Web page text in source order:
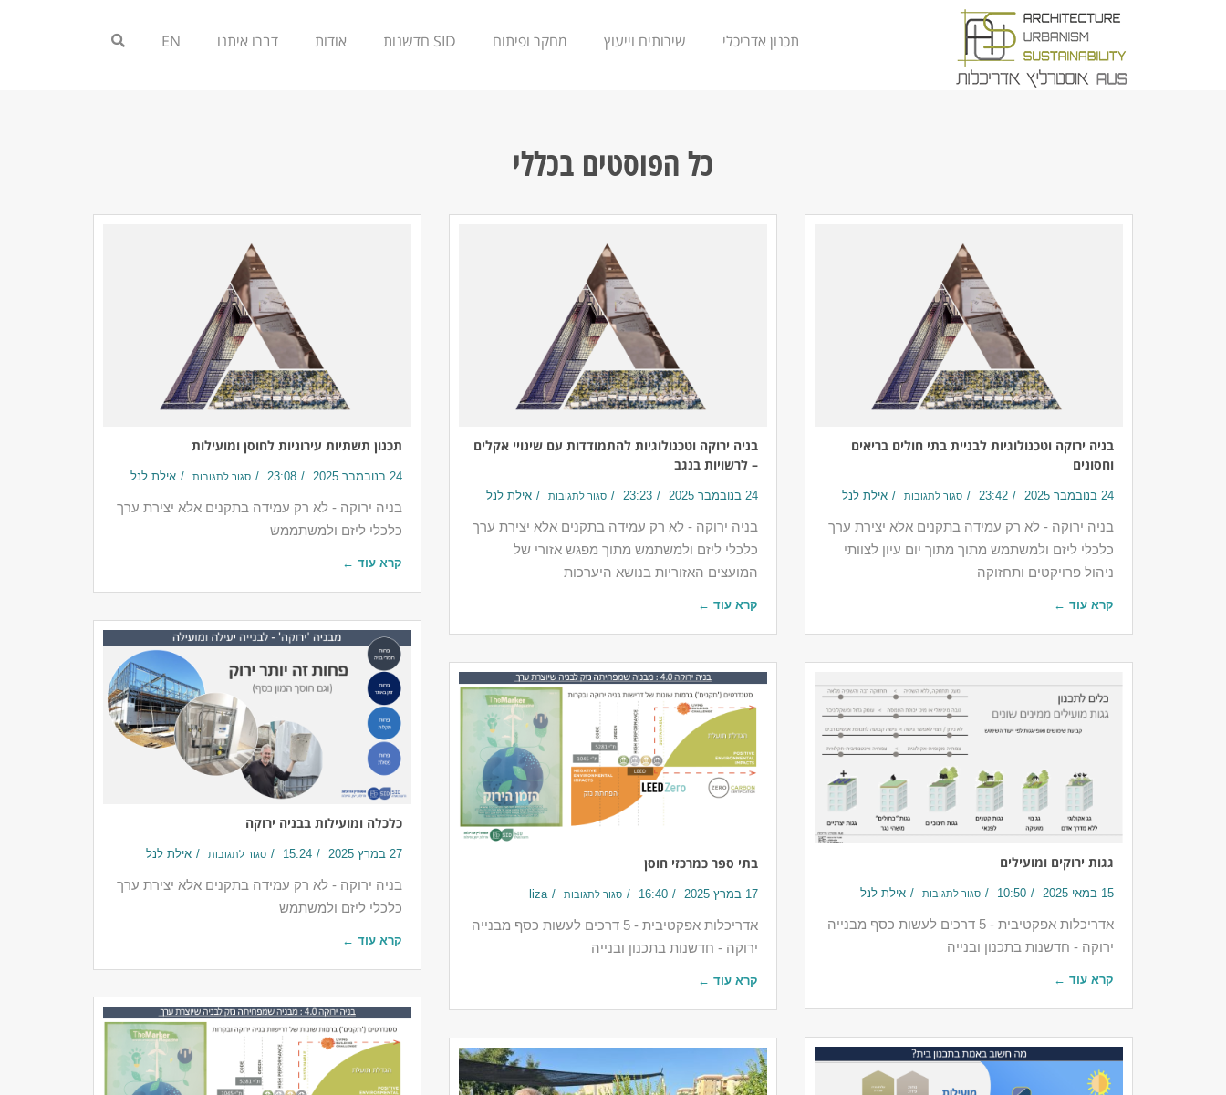
תכנון אדריכלי שירותים וייעוץ מחקר ופיתוח SID חדשנות אודות דברו איתנו EN
כל הפוסטים בכללי
בניה ירוקה וטכנולוגיות לבניית בתי חולים בריאים
וחסונים
24 בנובמבר 2025 23:42 סגור לתגובות אילת לנל
בניה ירוקה - לא רק עמידה בתקנים אלא יצירת ערך
כלכלי ליזם ולמשתמש מתוך מתוך יום עיון לצוותי
ניהול פרויקטים ותחזוקה
קרא עוד ←
בניה ירוקה וטכנולוגיות להתמודדות עם שינויי אקלים
– לרשויות בנגב
24 בנובמבר 2025 23:23 סגור לתגובות אילת לנל
בניה ירוקה - לא רק עמידה בתקנים אלא יצירת ערך
כלכלי ליזם ולמשתמש מתוך מפגש אזורי של
המועצים האזוריות בנושא היערכות
קרא עוד ←
תכנון תשתיות עירוניות לחוסן ומועילות
24 בנובמבר 2025 23:08 סגור לתגובות אילת לנל
בניה ירוקה - לא רק עמידה בתקנים אלא יצירת ערך
כלכלי ליזם ולמשתממש
קרא עוד ←
כלכלה ומועילות בבניה ירוקה
27 במרץ 2025 15:24 סגור לתגובות אילת לנל
בניה ירוקה - לא רק עמידה בתקנים אלא יצירת ערך
כלכלי ליזם ולמשתמש
קרא עוד ←
גגות ירוקים ומועילים
15 במאי 2025 10:50 סגור לתגובות אילת לנל
אדריכלות אפקטיבית - 5 דרכים לעשות כסף מבנייה
ירוקה - חדשנות בתכנון ובנייה
קרא עוד ←
בתי ספר כמרכזי חוסן
17 במרץ 2025 16:40 סגור לתגובות liza
אדריכלות אפקטיבית - 5 דרכים לעשות כסף מבנייה
ירוקה - חדשנות בתכנון ובנייה
קרא עוד ←